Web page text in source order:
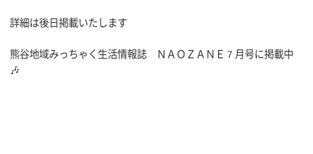
詳細は後日掲載いたします
熊谷地域みっちゃく生活情報誌 ＮＡＯＺＡＮＥ７月号に掲載中
🎶